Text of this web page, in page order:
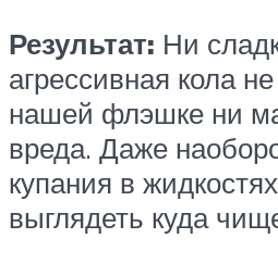
Результат: Ни
агрессивная кола
нашей флэшке ни
вреда. Даже
купания в
выглядеть куда